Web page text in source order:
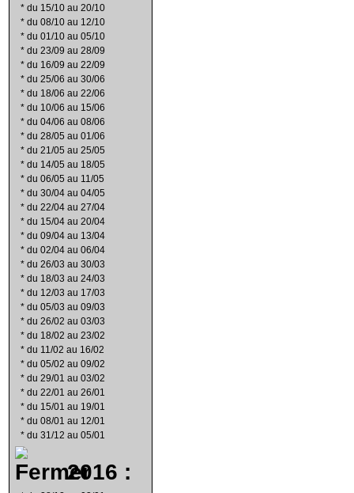
* du 15/10 au 20/10
* du 08/10 au 12/10
* du 01/10 au 05/10
* du 23/09 au 28/09
* du 16/09 au 22/09
* du 25/06 au 30/06
* du 18/06 au 22/06
* du 10/06 au 15/06
* du 04/06 au 08/06
* du 28/05 au 01/06
* du 21/05 au 25/05
* du 14/05 au 18/05
* du 06/05 au 11/05
* du 30/04 au 04/05
* du 22/04 au 27/04
* du 15/04 au 20/04
* du 09/04 au 13/04
* du 02/04 au 06/04
* du 26/03 au 30/03
* du 18/03 au 24/03
* du 12/03 au 17/03
* du 05/03 au 09/03
* du 26/02 au 03/03
* du 18/02 au 23/02
* du 11/02 au 16/02
* du 05/02 au 09/02
* du 29/01 au 03/02
* du 22/01 au 26/01
* du 15/01 au 19/01
* du 08/01 au 12/01
* du 31/12 au 05/01
2016 :